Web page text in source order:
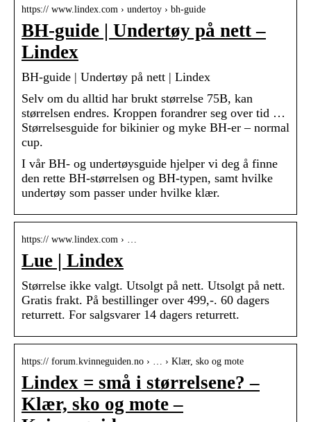
https:// www.lindex.com › undertoy › bh-guide
BH-guide | Undertøy på nett –
Lindex
BH-guide | Undertøy på nett | Lindex
Selv om du alltid har brukt størrelse 75B, kan
størrelsen endres. Kroppen forandrer seg over tid …
Størrelsesguide for bikinier og myke BH-er – normal
cup.
I vår BH- og undertøysguide hjelper vi deg å finne
den rette BH-størrelsen og BH-typen, samt hvilke
undertøy som passer under hvilke klær.
https:// www.lindex.com › …
Lue | Lindex
Størrelse ikke valgt. Utsolgt på nett. Utsolgt på nett.
Gratis frakt. På bestillinger over 499,-. 60 dagers
returrett. For salgsvarer 14 dagers returrett.
https:// forum.kvinneguiden.no › … › Klær, sko og mote
Lindex = små i størrelsene? –
Klær, sko og mote –